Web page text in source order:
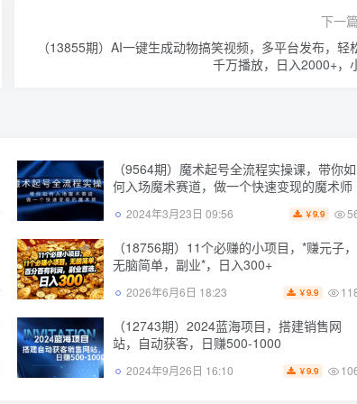
下一篇
（13855期）AI一键生成动物搞笑视频，多平台发布，轻
千万播放，日入2000+
（9564期）魔术起号全流程实操课，带你如
何入场魔术赛道，做一个快速变现的魔术师
2024年3月23日 09:56 ￥9.9
（18756期）11个必赚的小项目，*赚元子，
无脑简单，副业*，日入300+
2026年6月6日 18:23 ￥9.9
（12743期）2024蓝海项目，搭建销售网
站，自动获客，日赚500-1000
2024年9月26日 16:10 ￥9.9